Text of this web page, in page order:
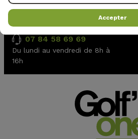
07 84 58 69 69
Du lundi au vendredi de 8h à
16h
Accepter